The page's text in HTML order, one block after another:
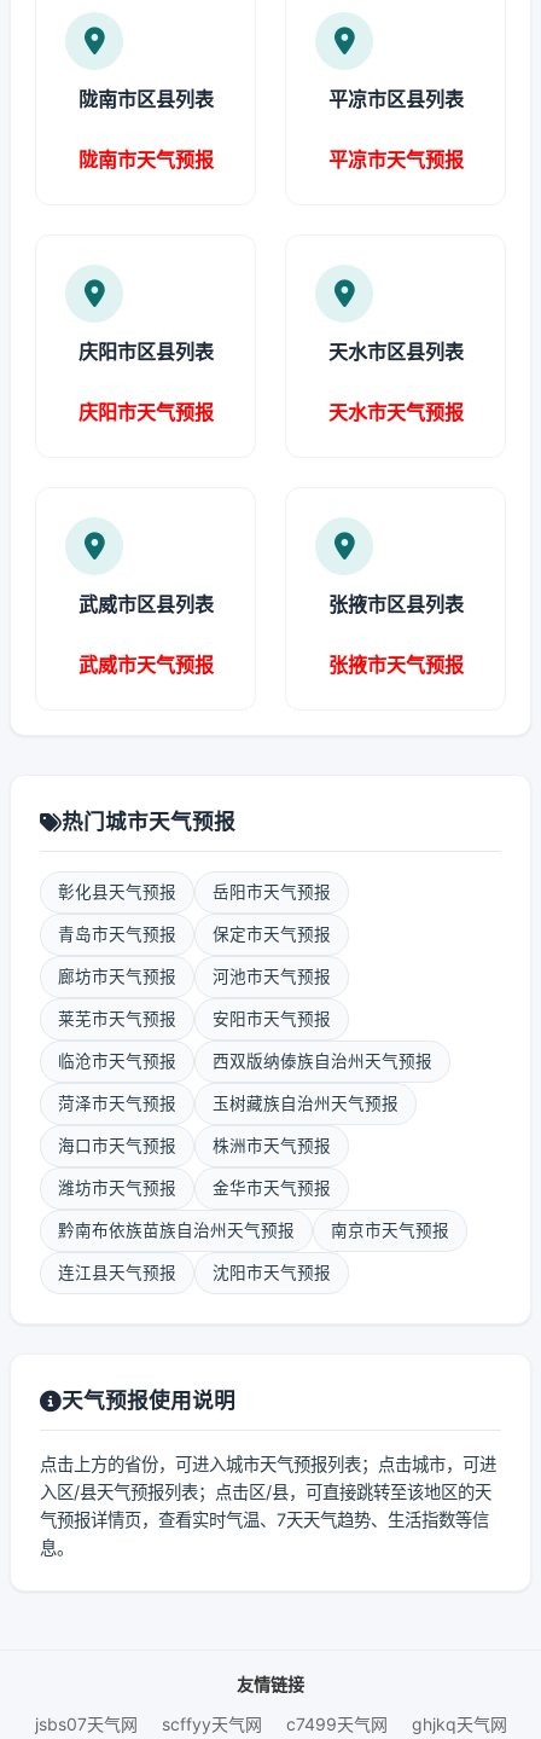
陇南市区县列表
陇南市天气预报
平凉市区县列表
平凉市天气预报
庆阳市区县列表
庆阳市天气预报
天水市区县列表
天水市天气预报
武威市区县列表
武威市天气预报
张掖市区县列表
张掖市天气预报
热门城市天气预报
彰化县天气预报 岳阳市天气预报
青岛市天气预报 保定市天气预报
廊坊市天气预报 河池市天气预报
莱芜市天气预报 安阳市天气预报
临沧市天气预报 西双版纳傣族自治州天气预报
菏泽市天气预报 玉树藏族自治州天气预报
海口市天气预报 株洲市天气预报
潍坊市天气预报 金华市天气预报
黔南布依族苗族自治州天气预报 南京市天气预报
连江县天气预报 沈阳市天气预报
天气预报使用说明
点击上方的省份，可进入城市天气预报列表；点击城市，可进
入区/县天气预报列表；点击区/县，可直接跳转至该地区的天
气预报详情页，查看实时气温、7天天气趋势、生活指数等信
息。
友情链接
jsbs07天气网
scffyy天气网 c7499天气网 ghjkq天气网